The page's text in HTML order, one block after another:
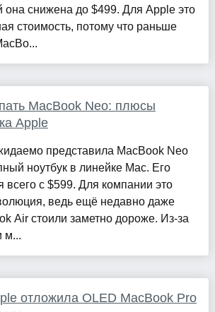
она снижена до $499. Для Apple это
стоимость, потому что раньше
MacBook Neo: плюсы
Apple
представила MacBook Neo
ноутбук в линейке Mac. Его
всего с $599. Для компании это
ведь ещё недавно даже
Air стоили заметно дороже. Из-за
м...
отложила OLED MacBook Pro